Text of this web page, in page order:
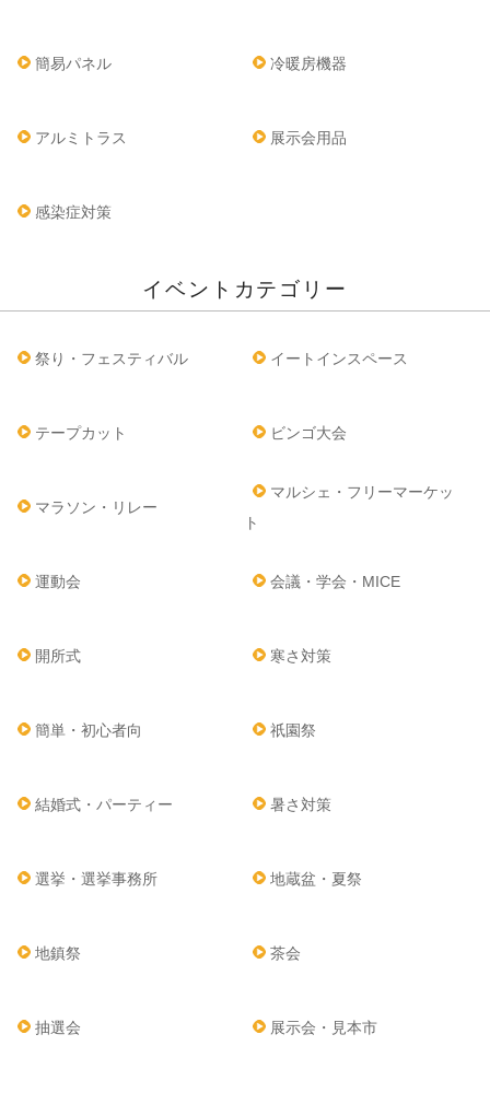
簡易パネル 冷暖房機器
アルミトラス 展示会用品
感染症対策
イベントカテゴリー
祭り・フェスティバル イートインスペース
テープカット ビンゴ大会
マラソン・リレー
マルシェ・フリーマーケッ
ト
運動会 会議・学会・MICE
開所式 寒さ対策
簡単・初心者向 祇園祭
結婚式・パーティー 暑さ対策
選挙・選挙事務所 地蔵盆・夏祭
地鎮祭 茶会
抽選会 展示会・見本市